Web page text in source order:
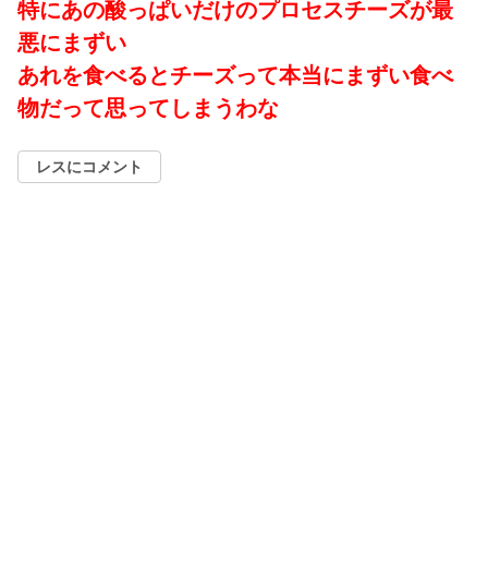
特にあの酸っぱいだけのプロセスチーズが最
悪にまずい
あれを食べるとチーズって本当にまずい食べ
物だって思ってしまうわな
レスにコメント